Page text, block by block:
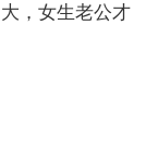
，女生老公才